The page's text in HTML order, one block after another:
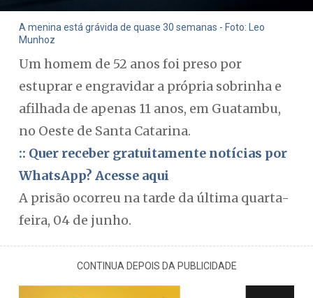
A menina está grávida de quase 30 semanas - Foto: Leo
Munhoz
Um homem de 52 anos foi preso por
estuprar e engravidar a própria sobrinha e
afilhada de apenas 11 anos, em Guatambu,
no Oeste de Santa Catarina.
:: Quer receber gratuitamente notícias por
WhatsApp? Acesse aqui
A prisão ocorreu na tarde da última quarta-
feira, 04 de junho.
CONTINUA DEPOIS DA PUBLICIDADE